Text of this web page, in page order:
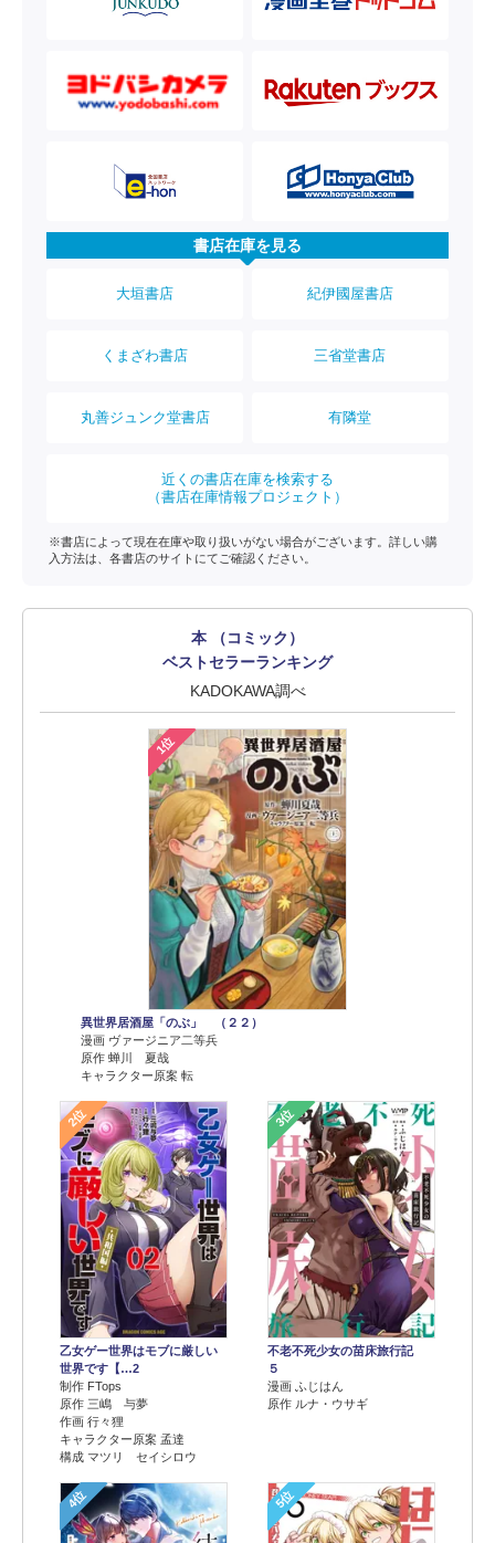
書店在庫を見る
大垣書店 紀伊國屋書店
くまざわ書店 三省堂書店
丸善ジュンク堂書店 有隣堂
近くの書店在庫を検索する
（書店在庫情報プロジェクト）
※書店によって現在在庫や取り扱いがない場合がございます。詳しい購
入方法は、各書店のサイトにてご確認ください。
本 （コミック）
ベストセラーランキング
KADOKAWA調べ
1位
異世界居酒屋「のぶ」 （２２）
漫画 ヴァージニア二等兵
原作 蝉川 夏哉
キャラクター原案 転
2位
乙女ゲー世界はモブに厳しい
世界です【…2
制作 FTops
原作 三嶋 与夢
作画 行々狸
キャラクター原案 孟達
構成 マツリ セイシロウ
3位
不老不死少女の苗床旅行記
５
漫画 ふじはん
原作 ルナ・ウサギ
4位 5位